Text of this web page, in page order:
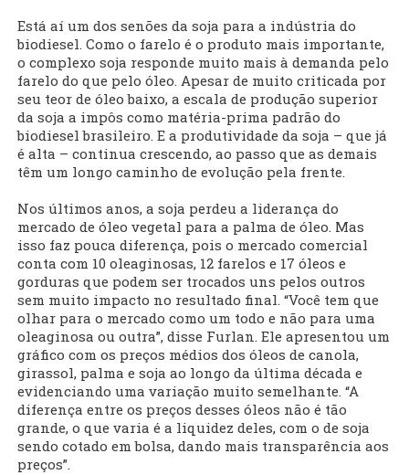
Está aí um dos senões da soja para a indústria do
biodiesel. Como o farelo é o produto mais importante,
o complexo soja responde muito mais à demanda pelo
farelo do que pelo óleo. Apesar de muito criticada por
seu teor de óleo baixo, a escala de produção superior
da soja a impôs como matéria-prima padrão do
biodiesel brasileiro. E a produtividade da soja – que já
é alta – continua crescendo, ao passo que as demais
têm um longo caminho de evolução pela frente.
Nos últimos anos, a soja perdeu a liderança do
mercado de óleo vegetal para a palma de óleo. Mas
isso faz pouca diferença, pois o mercado comercial
conta com 10 oleaginosas, 12 farelos e 17 óleos e
gorduras que podem ser trocados uns pelos outros
sem muito impacto no resultado final. “Você tem que
olhar para o mercado como um todo e não para uma
oleaginosa ou outra”, disse Furlan. Ele apresentou um
gráfico com os preços médios dos óleos de canola,
girassol, palma e soja ao longo da última década e
evidenciando uma variação muito semelhante. “A
diferença entre os preços desses óleos não é tão
grande, o que varia é a liquidez deles, com o de soja
sendo cotado em bolsa, dando mais transparência aos
preços”.